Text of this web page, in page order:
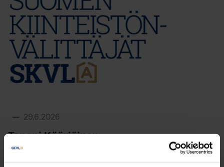
29.6.2026
Tapani Kääriäinen